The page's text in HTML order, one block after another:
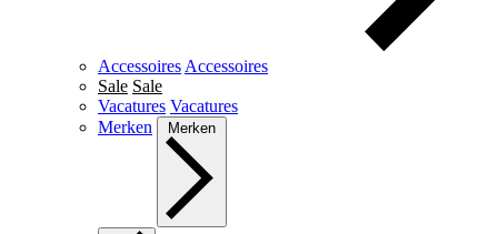
Accessoires Accessoires
Sale Sale
Vacatures Vacatures
Merken
Merken